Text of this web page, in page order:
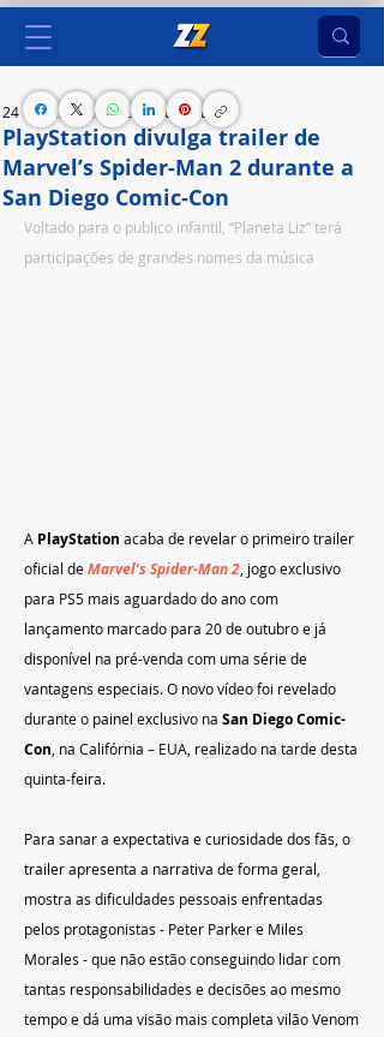
PlayStation divulga trailer de
Marvel’s Spider-Man 2 durante a
San Diego Comic-Con
24 de jul. de 2023 2 min de leitura
Voltado para o publico infantil, “Planeta Liz” terá
participações de grandes nomes da música
A PlayStation acaba de revelar o primeiro trailer
oficial de Marvel’s Spider-Man 2 , jogo exclusivo
para PS5 mais aguardado do ano com
lançamento marcado para 20 de outubro e já
disponível na pré-venda com uma série de
vantagens especiais. O novo vídeo foi revelado
durante o painel exclusivo na San Diego Comic-
Con , na Califórnia – EUA, realizado na tarde desta
quinta-feira.
Para sanar a expectativa e curiosidade dos fãs, o
trailer apresenta a narrativa de forma geral,
mostra as dificuldades pessoais enfrentadas
pelos protagonistas - Peter Parker e Miles
Morales - que não estão conseguindo lidar com
tantas responsabilidades e decisões ao mesmo
tempo e dá uma visão mais completa vilão Venom